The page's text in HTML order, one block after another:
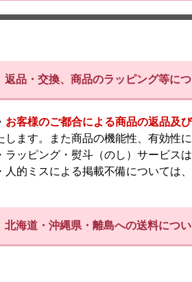
返品・交換、商品のラッピング等に
・ お客様のご都合による商品の返品及
します。また商品の機能性、有効性
・ラッピング・熨斗（のし）サービス
・人的ミスによる掲載不備については、
北海道・沖縄県・離島への送料につ